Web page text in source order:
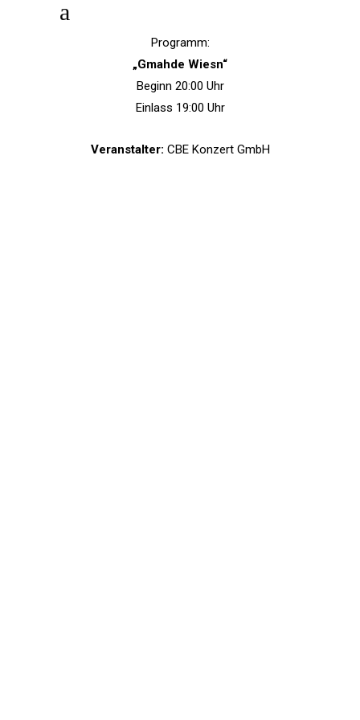
Programm:
„Gmahde Wiesn“
Beginn 20:00 Uhr
Einlass 19:00 Uhr
Veranstalter: CBE Konzert GmbH